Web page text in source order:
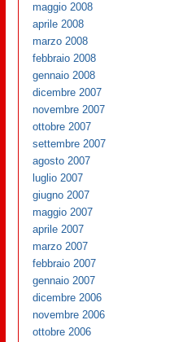
maggio 2008
aprile 2008
marzo 2008
febbraio 2008
gennaio 2008
dicembre 2007
novembre 2007
ottobre 2007
settembre 2007
agosto 2007
luglio 2007
giugno 2007
maggio 2007
aprile 2007
marzo 2007
febbraio 2007
gennaio 2007
dicembre 2006
novembre 2006
ottobre 2006